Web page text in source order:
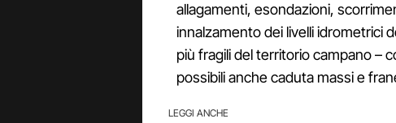
allagamenti, esondazioni,
innalzamento dei livelli idrometrici
più fragili del territorio campano –
possibili anche caduta massi e
LEGGI ANCHE